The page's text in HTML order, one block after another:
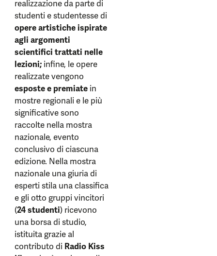
realizzazione da parte di
studenti e studentesse di
opere artistiche ispirate
agli argomenti
scientifici trattati nelle
lezioni; infine, le opere
realizzate vengono
esposte e premiate in
mostre regionali e le più
significative sono
raccolte nella mostra
nazionale, evento
conclusivo di ciascuna
edizione. Nella mostra
nazionale una giuria di
esperti stila una classifica
e gli otto gruppi vincitori
(24 studenti) ricevono
una borsa di studio,
istituita grazie al
contributo di Radio Kiss